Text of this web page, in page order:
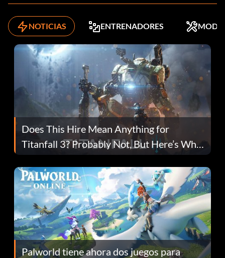
NOTICIAS ENTRENADORES MODS
Does This Hire Mean Anything for
Titanfall 3? Probably Not, But Here’s Why
Fans Are Hopeful
Palworld tiene ahora dos juegos para